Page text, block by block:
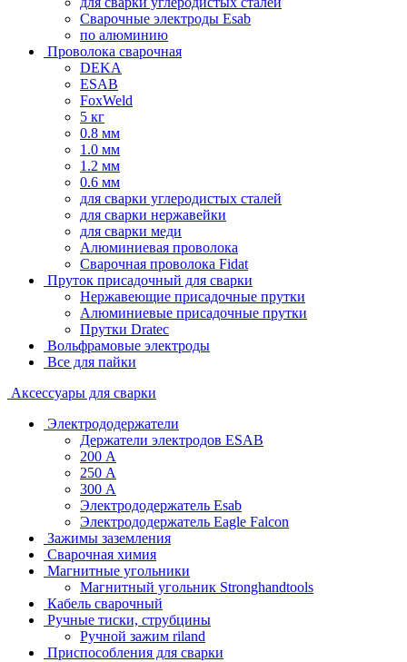
Сварочные электроды Esab
по алюминию
Проволока сварочная
DEKA
ESAB
FoxWeld
5 кг
0.8 мм
1.0 мм
1.2 мм
0.6 мм
для сварки углеродистых сталей
для сварки нержавейки
для сварки меди
Алюминиевая проволока
Сварочная проволока Fidat
Пруток присадочный для сварки
Нержавеющие присадочные прутки
Алюминиевые присадочные прутки
Прутки Dratec
Вольфрамовые электроды
Все для пайки
Аксессуары для сварки
Электрододержатели
Держатели электродов ESAB
200 А
250 А
300 А
Электрододержатель Esab
Электрододержатель Eagle Falcon
Зажимы заземления
Сварочная химия
Магнитные угольники
Магнитный угольник Stronghandtools
Кабель сварочный
Ручные тиски, струбцины
Ручной зажим riland
Приспособления для сварки